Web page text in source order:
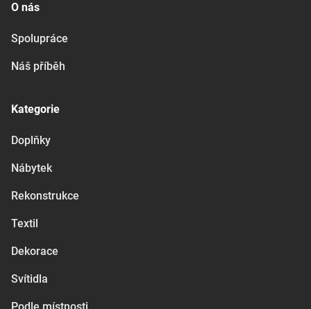
O nás
Spolupráce
Náš příběh
Kategorie
Doplňky
Nábytek
Rekonstrukce
Textil
Dekorace
Svítidla